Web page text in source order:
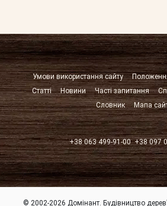
Умови використання сайту
Статті
Новини Часті запитання
Словник
Мапа
+38 063 499-91-00 +38 097
© 2002-2026 Домінант. Будівництво